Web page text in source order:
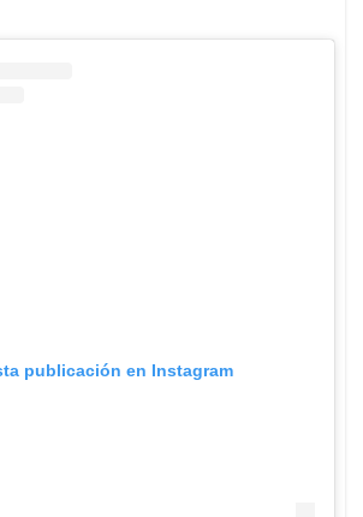
publicación en Instagram